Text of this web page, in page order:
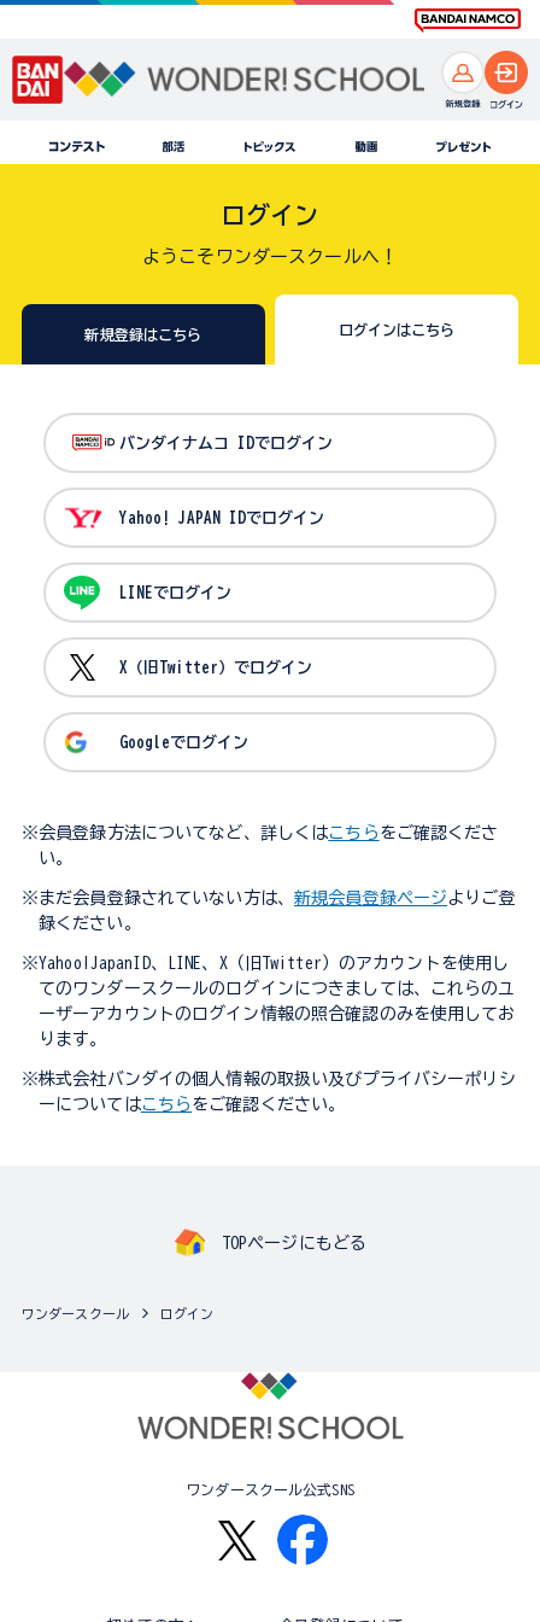
ログイン
ようこそワンダースクールへ！
新規登録はこちら ログインはこちら
バンダイナムコ IDでログイン
Yahoo! JAPAN IDでログイン
LINEでログイン
X（旧Twitter）でログイン
Googleでログイン
※会員登録方法についてなど、詳しくはこちら をご確認くださ
い。
※まだ会員登録されていない方は、 新規会員登録ページ よりご登
録ください。
※Yahoo!JapanID、LINE、X（旧Twitter）のアカウントを使用し
てのワンダースクールのログインにつきましては、これらのユ
ーザーアカウントのログイン情報の照合確認のみを使用してお
ります。
※株式会社バンダイの個人情報の取扱い及びプライバシーポリシ
ーについてはこちら をご確認ください。
TOPページにもどる
ワンダースクール ログイン
ワンダースクール公式SNS